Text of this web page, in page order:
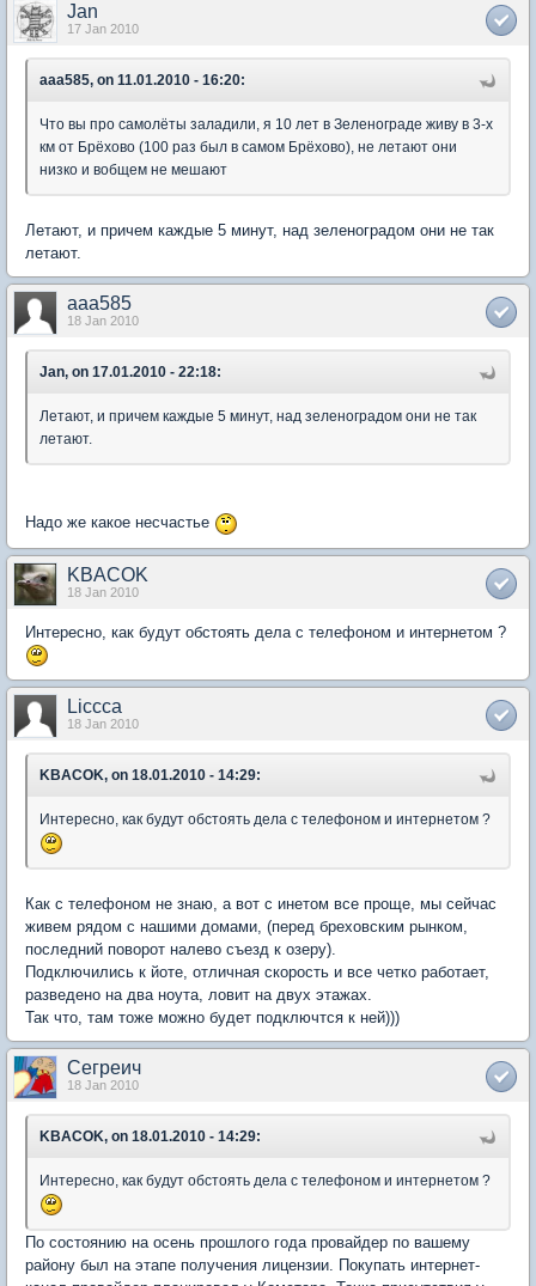
Jan
17 Jan 2010
aaa585, on 11.01.2010 - 16:20:
Что вы про самолёты заладили, я 10 лет в Зеленограде живу в 3-х
км от Брёхово (100 раз был в самом Брёхово), не летают они
низко и вобщем не мешают
Летают, и причем каждые 5 минут, над зеленоградом они не так
летают.
aaa585
18 Jan 2010
Jan, on 17.01.2010 - 22:18:
Летают, и причем каждые 5 минут, над зеленоградом они не так
летают.
Надо же какое несчастье
KBACOK
18 Jan 2010
Интересно, как будут обстоять дела с телефоном и интернетом ?
Liccca
18 Jan 2010
KBACOK, on 18.01.2010 - 14:29:
Интересно, как будут обстоять дела с телефоном и интернетом ?
Как с телефоном не знаю, а вот с инетом все проще, мы сейчас
живем рядом с нашими домами, (перед бреховским рынком,
последний поворот налево съезд к озеру).
Подключились к йоте, отличная скорость и все четко работает,
разведено на два ноута, ловит на двух этажах.
Так что, там тоже можно будет подключтся к ней)))
Сегреич
18 Jan 2010
KBACOK, on 18.01.2010 - 14:29:
Интересно, как будут обстоять дела с телефоном и интернетом ?
По состоянию на осень прошлого года провайдер по вашему
району был на этапе получения лицензии. Покупать интернет-